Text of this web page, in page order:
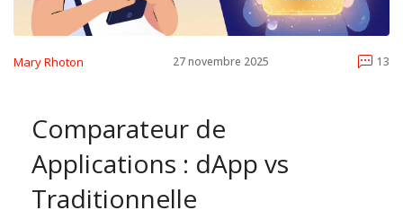
Mary Rhoton 27 novembre 2025 13
Comparateur de
Applications : dApp vs
Traditionnelle